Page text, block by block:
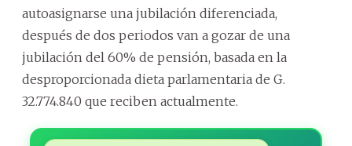
autoasignarse una jubilación diferenciada,
después de dos periodos van a gozar de una
jubilación del 60% de pensión, basada en la
desproporcionada dieta parlamentaria de G.
32.774.840 que reciben actualmente.